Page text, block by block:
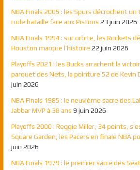
NBA Finals 2005 : les Spurs décrochent
rude bataille face aux Pistons 23 juin 2026
NBA Finals 1994 : sur orbite, les Rockets
Houston marque l’histoire 22 juin 2026
Playoffs 2021 : les Bucks arrachent la
parquet des Nets, la pointure 52 de Kevin
juin 2026
NBA Finals 1985 : le neuvième sacre des
Jabbar MVP à 38 ans 9 juin 2026
Playoffs 2000 : Reggie Miller, 34 points,
Square Garden, les Pacers en finale NBA
juin 2026
NBA Finals 1979 : le premier sacre des